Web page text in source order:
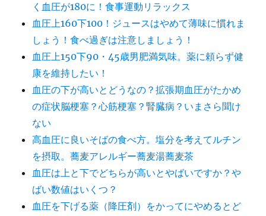
く血圧が180に！食事運動リラックス
血圧上160下100！ジュースはやめて薄味に慣れま
しょう！食べ過ぎは注意しましょう！
血圧上150下90・45歳男肥満気味。薬に頼らず健
康を維持したい！
血圧の下が高いとどうなの？拡張期血圧がたかめ
の症状脳梗塞？心筋梗塞？腎臓病？いまさら聞け
ない
高血圧に良いそばの食べ方。塩分を考えてルチン
を摂取。蕎麦アレルギー蕎麦湯蕎麦茶
血圧は上と下でどちらが高いとやばいですか？や
ばい数値はいくつ？
血圧を下げる薬（降圧剤）をかってにやめるとど